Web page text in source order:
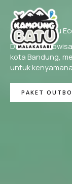
content
Kampung Batu
Destinasi
kota Bandung,
untuk
PAKET